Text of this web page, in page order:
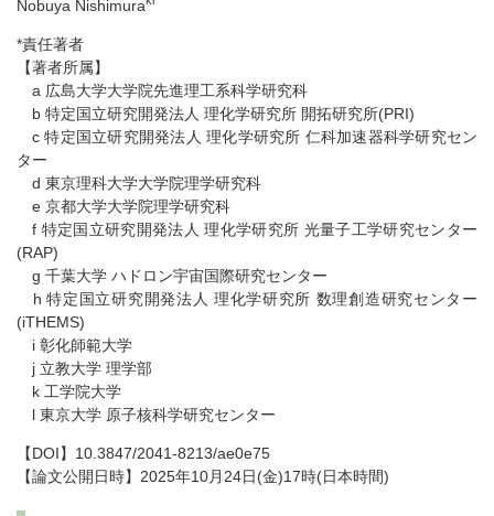
Nobuya Nishimura
*責任著者
【著者所属】
a 広島大学大学院先進理工系科学研究科
b 特定国立研究開発法人 理化学研究所 開拓研究所(PRI)
c 特定国立研究開発法人 理化学研究所 仁科加速器科学研究セン
ター
d 東京理科大学大学院理学研究科
e 京都大学大学院理学研究科
f 特定国立研究開発法人 理化学研究所 光量子工学研究センター
(RAP)
g 千葉大学 ハドロン宇宙国際研究センター
h 特定国立研究開発法人 理化学研究所 数理創造研究センター
(iTHEMS)
i 彰化師範大学
j 立教大学 理学部
k 工学院大学
l 東京大学 原子核科学研究センター
【DOI】10.3847/2041-8213/ae0e75
【論文公開日時】2025年10月24日(金)17時(日本時間)